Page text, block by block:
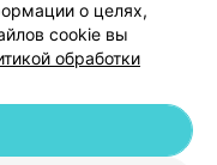
Республика Беларусь,
о целях,
cookie вы
обработки